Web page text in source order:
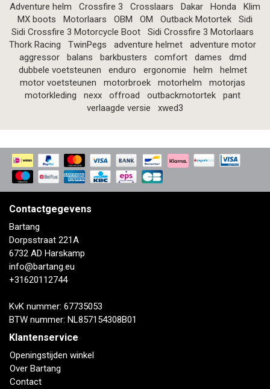
Adventure helm Crossfire 3 Crosslaars Dakar Honda
Klim
MX boots
Motorlaars OBM OM Outback Motortek
Sidi
Sidi Crossfire 3 Motorcycle Boot
Sidi Crossfire 3 Motorlaars
Thork Racing
TwinPegs adventure helmet
adventure motor
aggressor
balans barkbusters comfort dames
dmd
dubbele voetsteunen
enduro ergonomie helm
helmet
motor voetsteunen
motorbroek motorhelm
motorjas
motorkleding
nexx offroad outbackmotortek
pant
verlaagde versie
xwed3
Contactgegevens
Bartang
Dorpsstraat 221A
6732 AD Harskamp
info@bartang.eu
+31620112744
KvK nummer: 67735053
BTW nummer: NL857154308B01
Klantenservice
Openingstijden winkel
Over Bartang
Contact